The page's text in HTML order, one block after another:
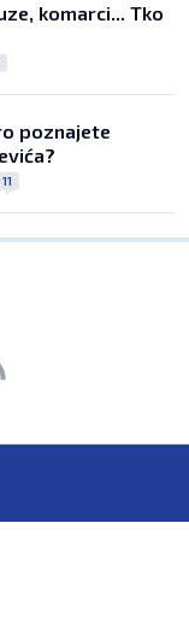
komarci... Tko
poznajete
11